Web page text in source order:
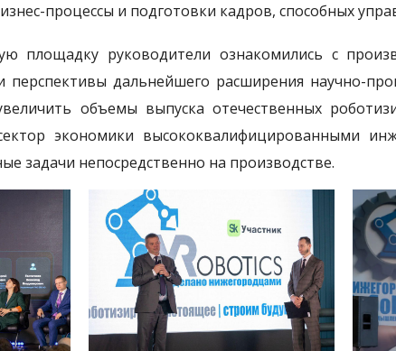
процессы и подготовки кадров, способных
площадку руководители ознакомились с
перспективы дальнейшего расширения научно-
объемы выпуска отечественных
экономики высококвалифицированными
задачи непосредственно на производстве.